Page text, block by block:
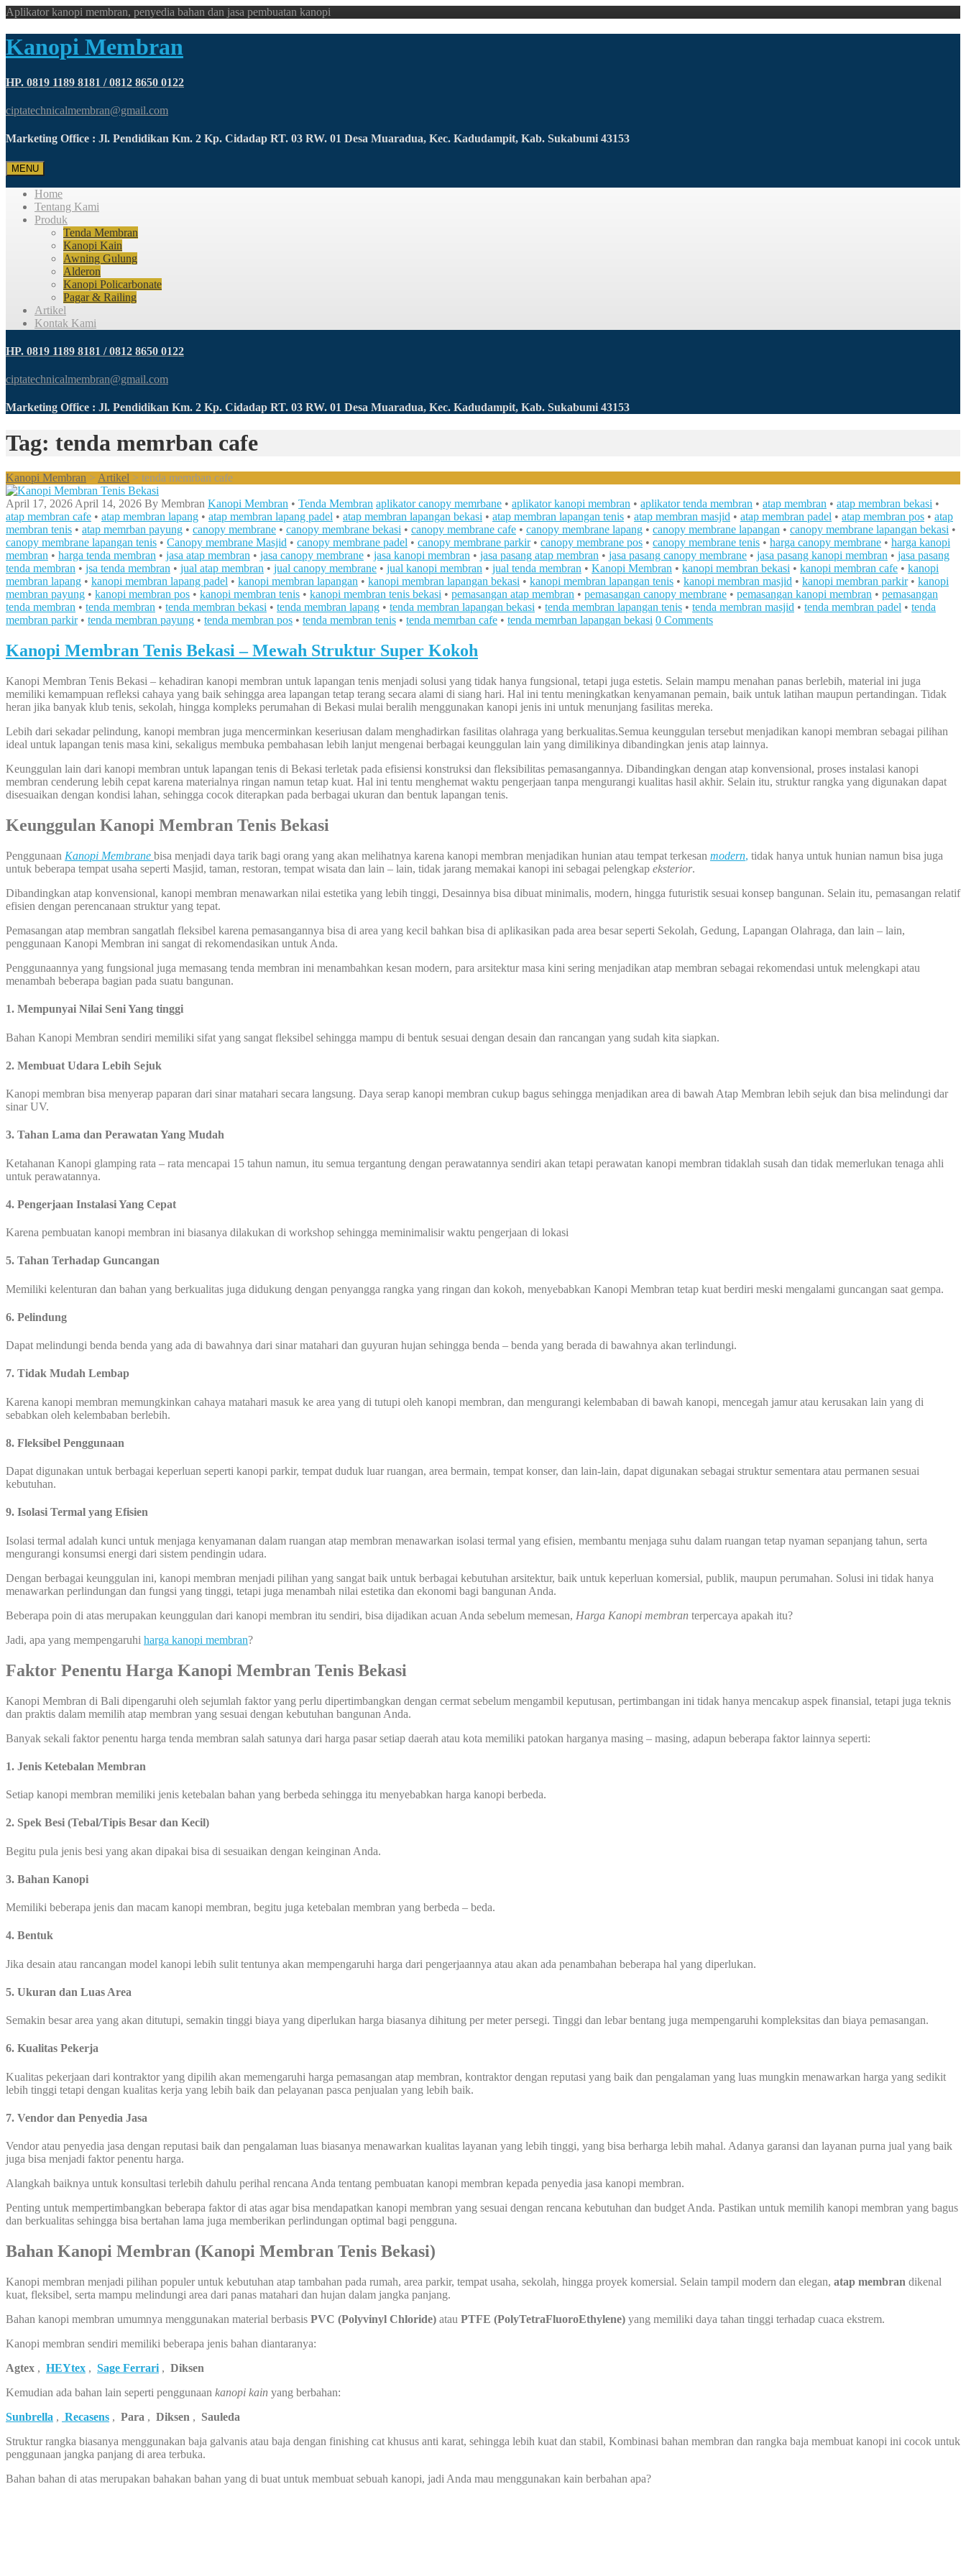
Aplikator kanopi membran, penyedia bahan dan jasa pembuatan kanopi
Kanopi Membran
HP. 0819 1189 8181 / 0812 8650 0122
ciptatechnicalmembran@gmail.com
Marketing Office : Jl. Pendidikan Km. 2 Kp. Cidadap RT. 03 RW. 01 Desa Muaradua, Kec. Kadudampit, Kab. Sukabumi 43153
MENU
Home
Tentang Kami
Produk
Tenda Membran
Kanopi Kain
Awning Gulung
Alderon
Kanopi Policarbonate
Pagar & Railing
Artikel
Kontak Kami
HP. 0819 1189 8181 / 0812 8650 0122
ciptatechnicalmembran@gmail.com
Marketing Office : Jl. Pendidikan Km. 2 Kp. Cidadap RT. 03 RW. 01 Desa Muaradua, Kec. Kadudampit, Kab. Sukabumi 43153
Tag: tenda memrban cafe
Kanopi Membran > Artikel > tenda memrban cafe
April 17, 2026 April 14, 2026 By Membran Kanopi Membran • Tenda Membran aplikator canopy memrbane • aplikator kanopi membran • aplikator tenda membran • atap membran • atap membran bekasi •
atap membran cafe • atap membran lapang • atap membran lapang padel • atap membran lapangan bekasi • atap membran lapangan tenis • atap membran masjid • atap membran padel • atap membran pos • atap
membran tenis • atap memrban payung • canopy membrane • canopy membrane bekasi • canopy membrane cafe • canopy membrane lapang • canopy membrane lapangan • canopy membrane lapangan bekasi •
canopy membrane lapangan tenis • Canopy membrane Masjid • canopy membrane padel • canopy membrane parkir• canopy membrane pos • canopy membrane tenis • harga canopy membrane • harga kanopi
membran • harga tenda membran • jasa atap membran • jasa canopy membrane • jasa kanopi membran • jasa pasang atap membran • jasa pasang canopy membrane • jasa pasang kanopi membran • jasa pasang
tenda membran • jsa tenda membran • jual atap membran • jual canopy membrane • jual kanopi membran • jual tenda membran • Kanopi Membran • kanopi membran bekasi • kanopi membran cafe • kanopi
membran lapang • kanopi membran lapang padel • kanopi membran lapangan • kanopi membran lapangan bekasi • kanopi membran lapangan tenis • kanopi membran masjid • kanopi membran parkir• kanopi
membran payung • kanopi membran pos • kanopi membran tenis • kanopi membran tenis bekasi • pemasangan atap membran • pemasangan canopy membrane • pemasangan kanopi membran • pemasangan
tenda membran • tenda membran • tenda membran bekasi • tenda membran lapang • tenda membran lapangan bekasi • tenda membran lapangan tenis • tenda membran masjid • tenda membran padel • tenda
membran parkir• tenda membran payung • tenda membran pos • tenda membran tenis • tenda memrban cafe • tenda memrban lapangan bekasi 0 Comments
Kanopi Membran Tenis Bekasi – Mewah Struktur Super Kokoh
Kanopi Membran Tenis Bekasi – kehadiran kanopi membran untuk lapangan tenis menjadi solusi yang tidak hanya fungsional, tetapi juga estetis. Selain mampu menahan panas berlebih, material ini juga
memiliki kemampuan refleksi cahaya yang baik sehingga area lapangan tetap terang secara alami di siang hari. Hal ini tentu meningkatkan kenyamanan pemain, baik untuk latihan maupun pertandingan. Tidak
heran jika banyak klub tenis, sekolah, hingga kompleks perumahan di Bekasi mulai beralih menggunakan kanopi jenis ini untuk menunjang fasilitas mereka.
Lebih dari sekadar pelindung, kanopi membran juga mencerminkan keseriusan dalam menghadirkan fasilitas olahraga yang berkualitas.Semua keunggulan tersebut menjadikan kanopi membran sebagai pilihan
ideal untuk lapangan tenis masa kini, sekaligus membuka pembahasan lebih lanjut mengenai berbagai keunggulan lain yang dimilikinya dibandingkan jenis atap lainnya.
Keunggulan lain dari kanopi membran untuk lapangan tenis di Bekasi terletak pada efisiensi konstruksi dan fleksibilitas pemasangannya. Dibandingkan dengan atap konvensional, proses instalasi kanopi
membran cenderung lebih cepat karena materialnya ringan namun tetap kuat. Hal ini tentu menghemat waktu pengerjaan tanpa mengurangi kualitas hasil akhir. Selain itu, struktur rangka yang digunakan dapat
disesuaikan dengan kondisi lahan, sehingga cocok diterapkan pada berbagai ukuran dan bentuk lapangan tenis.
Keunggulan Kanopi Membran Tenis Bekasi
Penggunaan Kanopi Membrane bisa menjadi daya tarik bagi orang yang akan melihatnya karena kanopi membran menjadikan hunian atau tempat terkesan modern, tidak hanya untuk hunian namun bisa juga
untuk beberapa tempat usaha seperti Masjid, taman, restoran, tempat wisata dan lain – lain, tidak jarang memakai kanopi ini sebagai pelengkap eksterior.
Dibandingkan atap konvensional, kanopi membran menawarkan nilai estetika yang lebih tinggi, Desainnya bisa dibuat minimalis, modern, hingga futuristik sesuai konsep bangunan. Selain itu, pemasangan relatif
efisien dengan perencanaan struktur yang tepat.
Pemasangan atap membran sangatlah fleksibel karena pemasangannya bisa di area yang kecil bahkan bisa di aplikasikan pada area besar seperti Sekolah, Gedung, Lapangan Olahraga, dan lain – lain,
penggunaan Kanopi Membran ini sangat di rekomendasikan untuk Anda.
Penggunaannya yang fungsional juga memasang tenda membran ini menambahkan kesan modern, para arsitektur masa kini sering menjadikan atap membran sebagai rekomendasi untuk melengkapi atau
menambah beberapa bagian pada suatu bangunan.
1. Mempunyai Nilai Seni Yang tinggi
Bahan Kanopi Membran sendiri memiliki sifat yang sangat fleksibel sehingga mampu di bentuk sesuai dengan desain dan rancangan yang sudah kita siapkan.
2. Membuat Udara Lebih Sejuk
Kanopi membran bisa menyerap paparan dari sinar matahari secara langsung. Daya serap kanopi membran cukup bagus sehingga menjadikan area di bawah Atap Membran lebih sejuk dan bisa melindungi dar
sinar UV.
3. Tahan Lama dan Perawatan Yang Mudah
Ketahanan Kanopi glamping rata – rata mencapai 15 tahun namun, itu semua tergantung dengan perawatannya sendiri akan tetapi perawatan kanopi membran tidaklah susah dan tidak memerlukan tenaga ahli
untuk perawatannya.
4. Pengerjaan Instalasi Yang Cepat
Karena pembuatan kanopi membran ini biasanya dilakukan di workshop sehingga meminimalisir waktu pengerjaan di lokasi
5. Tahan Terhadap Guncangan
Memiliki kelenturan dan bahan yang berkualitas juga didukung dengan penyangga rangka yang ringan dan kokoh, menyebabkan Kanopi Membran tetap kuat berdiri meski mengalami guncangan saat gempa.
6. Pelindung
Dapat melindungi benda benda yang ada di bawahnya dari sinar matahari dan guyuran hujan sehingga benda – benda yang berada di bawahnya akan terlindungi.
7. Tidak Mudah Lembap
Karena kanopi membran memungkinkan cahaya matahari masuk ke area yang di tutupi oleh kanopi membran, dan mengurangi kelembaban di bawah kanopi, mencegah jamur atau kerusakan lain yang di
sebabkan oleh kelembaban berlebih.
8. Fleksibel Penggunaan
Dapat digunakan untuk berbagai keperluan seperti kanopi parkir, tempat duduk luar ruangan, area bermain, tempat konser, dan lain-lain, dapat digunakan sebagai struktur sementara atau permanen sesuai
kebutuhan.
9. Isolasi Termal yang Efisien
Isolasi termal adalah kunci untuk menjaga kenyamanan dalam ruangan atap membran menawarkan isolasi termal yang efisien, membantu menjaga suhu dalam ruangan tetap nyaman sepanjang tahun, serta
mengurangi konsumsi energi dari sistem pendingin udara.
Dengan berbagai keunggulan ini, kanopi membran menjadi pilihan yang sangat baik untuk berbagai kebutuhan arsitektur, baik untuk keperluan komersial, publik, maupun perumahan. Solusi ini tidak hanya
menawarkan perlindungan dan fungsi yang tinggi, tetapi juga menambah nilai estetika dan ekonomi bagi bangunan Anda.
Beberapa poin di atas merupakan keunggulan dari kanopi membran itu sendiri, bisa dijadikan acuan Anda sebelum memesan, Harga Kanopi membran terpercaya apakah itu?
Jadi, apa yang mempengaruhi harga kanopi membran?
Faktor Penentu Harga Kanopi Membran Tenis Bekasi
Kanopi Membran di Bali dipengaruhi oleh sejumlah faktor yang perlu dipertimbangkan dengan cermat sebelum mengambil keputusan, pertimbangan ini tidak hanya mencakup aspek finansial, tetapi juga teknis
dan praktis dalam memilih atap membran yang sesuai dengan kebutuhan bangunan Anda.
Banyak sekali faktor penentu harga tenda membran salah satunya dari harga pasar setiap daerah atau kota memiliki patokan harganya masing – masing, adapun beberapa faktor lainnya seperti:
1. Jenis Ketebalan Membran
Setiap kanopi membran memiliki jenis ketebalan bahan yang berbeda sehingga itu menyebabkan harga kanopi berbeda.
2. Spek Besi (Tebal/Tipis Besar dan Kecil)
Begitu pula jenis besi yang akan dipakai bisa di sesuaikan dengan keinginan Anda.
3. Bahan Kanopi
Memiliki beberapa jenis dan macam kanopi membran, begitu juga ketebalan membran yang berbeda – beda.
4. Bentuk
Jika desain atau rancangan model kanopi lebih sulit tentunya akan mempengaruhi harga dari pengerjaannya atau akan ada penambahan beberapa hal yang diperlukan.
5. Ukuran dan Luas Area
Semakin besar area yang akan ditutupi, semakin tinggi biaya yang diperlukan harga biasanya dihitung per meter persegi. Tinggi dan lebar bentang juga mempengaruhi kompleksitas dan biaya pemasangan.
6. Kualitas Pekerja
Kualitas pekerjaan dari kontraktor yang dipilih akan memengaruhi harga pemasangan atap membran, kontraktor dengan reputasi yang baik dan pengalaman yang luas mungkin menawarkan harga yang sedikit
lebih tinggi tetapi dengan kualitas kerja yang lebih baik dan pelayanan pasca penjualan yang lebih baik.
7. Vendor dan Penyedia Jasa
Vendor atau penyedia jasa dengan reputasi baik dan pengalaman luas biasanya menawarkan kualitas layanan yang lebih tinggi, yang bisa berharga lebih mahal. Adanya garansi dan layanan purna jual yang baik
juga bisa menjadi faktor penentu harga.
Alangkah baiknya untuk konsultasi terlebih dahulu perihal rencana Anda tentang pembuatan kanopi membran kepada penyedia jasa kanopi membran.
Penting untuk mempertimbangkan beberapa faktor di atas agar bisa mendapatkan kanopi membran yang sesuai dengan rencana kebutuhan dan budget Anda. Pastikan untuk memilih kanopi membran yang bagus
dan berkualitas sehingga bisa bertahan lama juga memberikan perlindungan optimal bagi pengguna.
Bahan Kanopi Membran (Kanopi Membran Tenis Bekasi)
Kanopi membran menjadi pilihan populer untuk kebutuhan atap tambahan pada rumah, area parkir, tempat usaha, sekolah, hingga proyek komersial. Selain tampil modern dan elegan, atap membran dikenal
kuat, fleksibel, serta mampu melindungi area dari panas matahari dan hujan dalam jangka panjang.
Bahan kanopi membran umumnya menggunakan material berbasis PVC (Polyvinyl Chloride) atau PTFE (PolyTetraFluoroEthylene) yang memiliki daya tahan tinggi terhadap cuaca ekstrem.
Kanopi membran sendiri memiliki beberapa jenis bahan diantaranya:
Agtex , HEYtex , Sage Ferrari , Diksen
Kemudian ada bahan lain seperti penggunaan kanopi kain yang berbahan:
Sunbrella , Recasens , Para , Diksen , Sauleda
Struktur rangka biasanya menggunakan baja galvanis atau baja dengan finishing cat khusus anti karat, sehingga lebih kuat dan stabil, Kombinasi bahan membran dan rangka baja membuat kanopi ini cocok untuk
penggunaan jangka panjang di area terbuka.
Bahan bahan di atas merupakan bahakan bahan yang di buat untuk membuat sebuah kanopi, jadi Anda mau menggunakan kain berbahan apa?